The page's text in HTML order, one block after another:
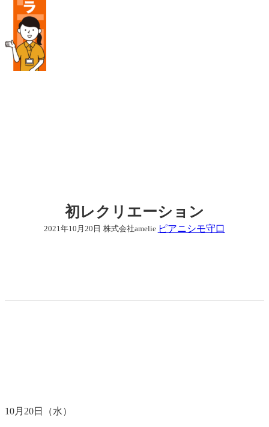
初レクリエーション
2021年10月20日 株式会社amelie ピアニシモ守口
10月20日（水）